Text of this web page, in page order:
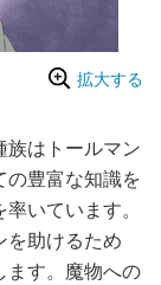
拡大する
はトールマン
の豊富な知識を
いています。
を助けるため
ます。魔物への